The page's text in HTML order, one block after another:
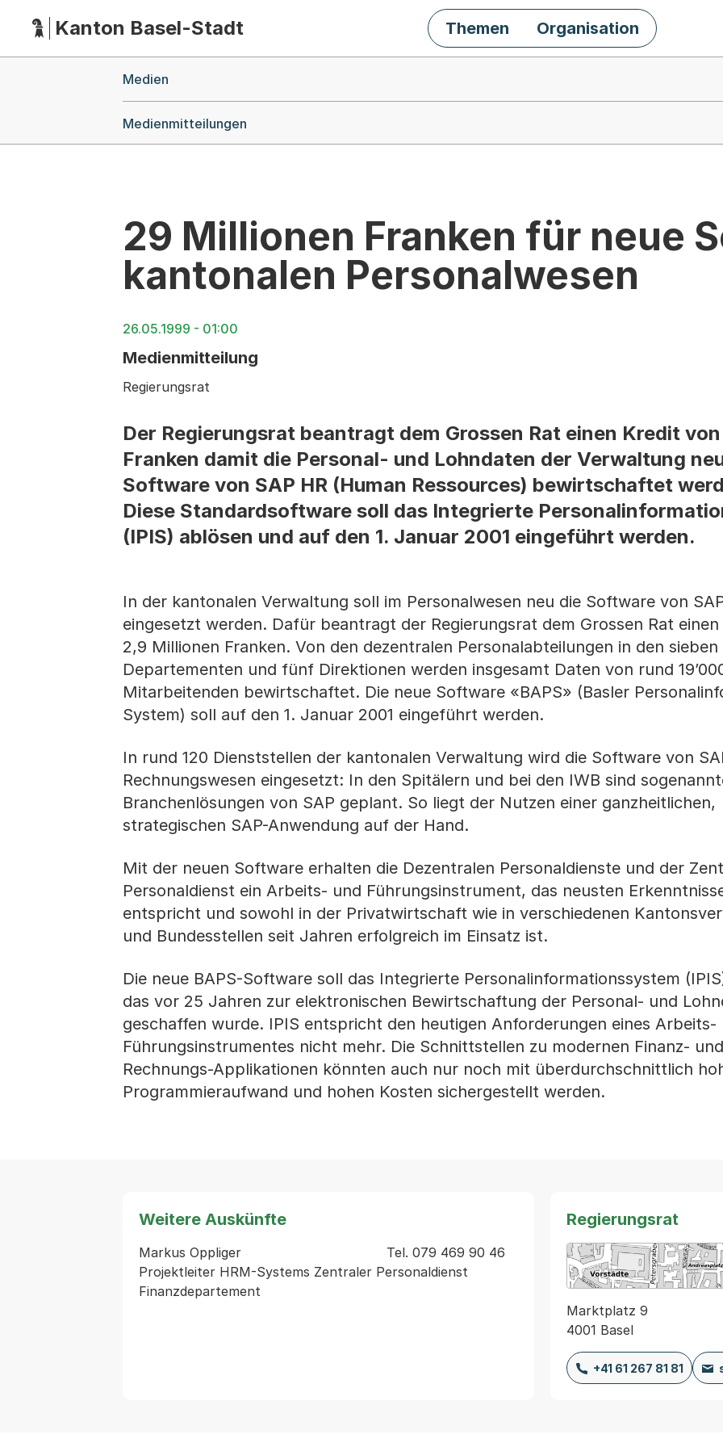
HauptnavigationKanton Basel-Stadt Themen Organisation
Medien
Medienmitteilungen
29 Millionen Franken für neue
kantonalen Personalwesen
26.05.1999 - 01:00
Medienmitteilung
Regierungsrat
Der Regierungsrat beantragt dem Grossen Rat einen Kredit
Franken damit die Personal- und Lohndaten der Verwaltung
Software von SAP HR (Human Ressources) bewirtschaftet
Diese Standardsoftware soll das Integrierte
(IPIS) ablösen und auf den 1. Januar 2001 eingeführt werden.
In der kantonalen Verwaltung soll im Personalwesen neu die Software von
eingesetzt werden. Dafür beantragt der Regierungsrat dem Grossen Rat
2,9 Millionen Franken. Von den dezentralen Personalabteilungen in den sieben
Departementen und fünf Direktionen werden insgesamt Daten von rund
Mitarbeitenden bewirtschaftet. Die neue Software «BAPS» (Basler
System) soll auf den 1. Januar 2001 eingeführt werden.
In rund 120 Dienststellen der kantonalen Verwaltung wird die Software von
Rechnungswesen eingesetzt: In den Spitälern und bei den IWB sind
Branchenlösungen von SAP geplant. So liegt der Nutzen einer ganzheitlichen,
strategischen SAP-Anwendung auf der Hand.
Mit der neuen Software erhalten die Dezentralen Personaldienste und der
Personaldienst ein Arbeits- und Führungsinstrument, das neusten
entspricht und sowohl in der Privatwirtschaft wie in verschiedenen
und Bundesstellen seit Jahren erfolgreich im Einsatz ist.
Die neue BAPS-Software soll das Integrierte Personalinformationssystem
das vor 25 Jahren zur elektronischen Bewirtschaftung der Personal- und
geschaffen wurde. IPIS entspricht den heutigen Anforderungen eines Arbeits-
Führungsinstrumentes nicht mehr. Die Schnittstellen zu modernen Finanz- und
Rechnungs-Applikationen könnten auch nur noch mit überdurchschnittlich
Programmieraufwand und hohen Kosten sichergestellt werden.
Weitere Auskünfte
Markus Oppliger                                    Tel. 079 469 90 46
Projektleiter HRM-Systems Zentraler Personaldienst
Regierungsrat
Marktplatz 9
4001 Basel
+41 61 267 81 81